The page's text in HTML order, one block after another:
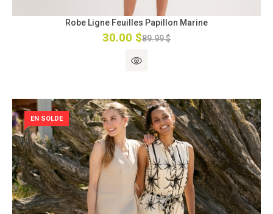
Robe Ligne Feuilles Papillon Marine
30.00 $89.99 $
EN SOLDE